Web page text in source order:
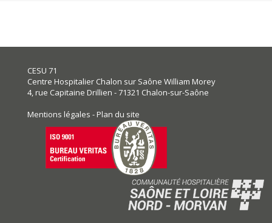
CESU 71
Centre Hospitalier Chalon sur Saône William Morey
4, rue Capitaine Drillien - 71321 Chalon-sur-Saône
Mentions légales -Plan du site